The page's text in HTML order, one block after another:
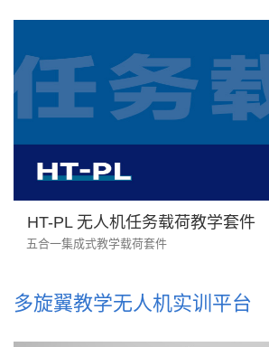
HT-PL 无人机任务载荷教学套件
五合一集成式教学载荷套件
多旋翼教学无人机实训平台